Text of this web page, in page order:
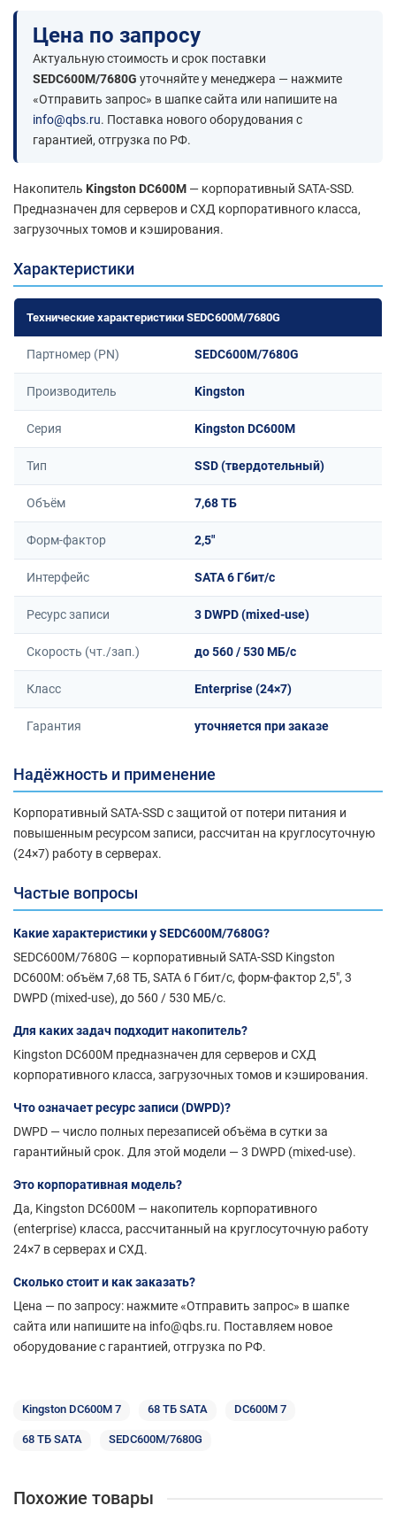
Цена по запросу
Актуальную стоимость и срок поставки
SEDC600M/7680G уточняйте у менеджера — нажмите
«Отправить запрос» в шапке сайта или напишите на
info@qbs.ru. Поставка нового оборудования с
гарантией, отгрузка по РФ.
Накопитель Kingston DC600M — корпоративный SATA-SSD.
Предназначен для серверов и СХД корпоративного класса,
загрузочных томов и кэширования.
Характеристики
Технические характеристики SEDC600M/7680G
Партномер (PN) SEDC600M/7680G
Производитель Kingston
Серия Kingston DC600M
Тип SSD (твердотельный)
Объём 7,68 ТБ
Форм-фактор 2,5"
Интерфейс SATA 6 Гбит/с
Ресурс записи 3 DWPD (mixed-use)
Скорость (чт./зап.) до 560 / 530 МБ/с
Класс Enterprise (24×7)
Гарантия уточняется при заказе
Надёжность и применение
Корпоративный SATA-SSD с защитой от потери питания и
повышенным ресурсом записи, рассчитан на круглосуточную
(24×7) работу в серверах.
Частые вопросы
Какие характеристики у SEDC600M/7680G?
SEDC600M/7680G — корпоративный SATA-SSD Kingston
DC600M: объём 7,68 ТБ, SATA 6 Гбит/с, форм-фактор 2,5", 3
DWPD (mixed-use), до 560 / 530 МБ/с.
Для каких задач подходит накопитель?
Kingston DC600M предназначен для серверов и СХД
корпоративного класса, загрузочных томов и кэширования.
Что означает ресурс записи (DWPD)?
DWPD — число полных перезаписей объёма в сутки за
гарантийный срок. Для этой модели — 3 DWPD (mixed-use).
Это корпоративная модель?
Да, Kingston DC600M — накопитель корпоративного
(enterprise) класса, рассчитанный на круглосуточную работу
24×7 в серверах и СХД.
Сколько стоит и как заказать?
Цена — по запросу: нажмите «Отправить запрос» в шапке
сайта или напишите на info@qbs.ru. Поставляем новое
оборудование с гарантией, отгрузка по РФ.
Kingston DC600M 7 68 ТБ SATA DC600M 7
68 ТБ SATA SEDC600M/7680G
Похожие товары